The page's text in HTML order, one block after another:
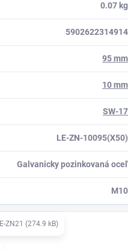
0.07 kg
5902622314914
95 mm
10 mm
SW-17
LE-ZN-10095(X50)
Galvanicky pozinkovaná oceľ
M10
ZN21 (274.9 kB)